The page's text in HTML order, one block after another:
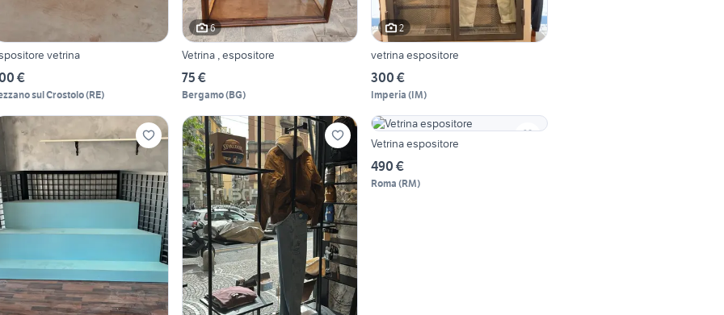
vetrina
€
sul Crostolo(RE)
6
Vetrina , espositore
75 €
Bergamo(BG)
2
vetrina espositore
300 €
Imperia (IM)
Vetrina espositore
490 €
Roma (RM)